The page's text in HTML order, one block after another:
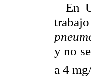
En
y no
a 4